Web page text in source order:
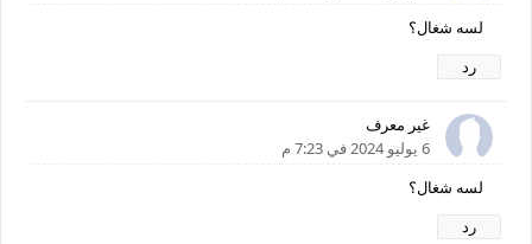
لسه شغال؟
رد
غير معرف
6 يوليو 2024 في 7:23 م
لسه شغال؟
رد